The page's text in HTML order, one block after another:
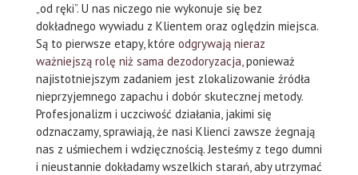
„od ręki”. U nas niczego nie wykonuje się bez
dokładnego wywiadu z Klientem oraz oględzin miejsca.
Są to pierwsze etapy, które odgrywają nieraz
ważniejszą rolę niż sama dezodoryzacja,ponieważ
najistotniejszym zadaniem jest zlokalizowanie źródła
nieprzyjemnego zapachu i dobór skutecznej metody.
Profesjonalizm i uczciwość działania, jakimi się
odznaczamy, sprawiają, że nasi Klienci zawsze żegnają
nas z uśmiechem i wdzięcznością. Jesteśmy z tego dumni
i nieustannie dokładamy wszelkich starań, aby utrzymać